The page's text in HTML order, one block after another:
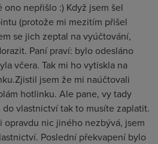
nepřišlo :) Když jsem šel
(protože mi mezitím přišel
se jich zeptal na vyúčtování,
Paní praví: bylo odesláno
včera. Tak mi ho vytiskla na
jsem že mi naúčtovali
hotlinku. Ale pane, vy tady
vlastnictví tak to musíte zaplatit.
opravdu nic jiného nezbývá, jsem
Poslední překvapení bylo